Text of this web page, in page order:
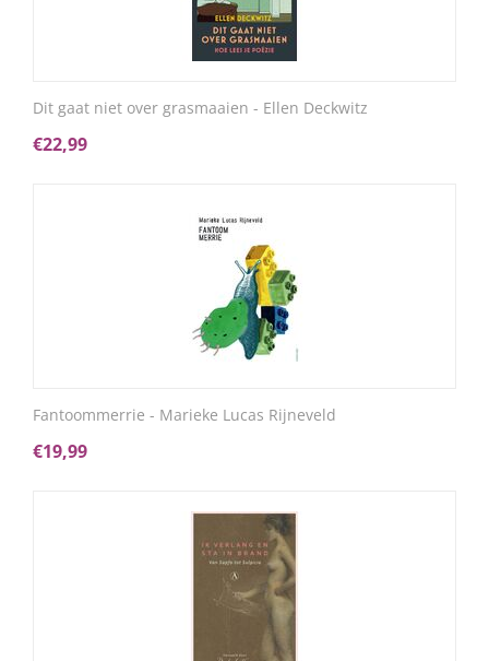
Dit gaat niet over grasmaaien - Ellen Deckwitz
€22,99
Fantoommerrie - Marieke Lucas Rijneveld
€19,99